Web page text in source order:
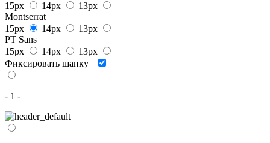
15px
14px
13px
Montserrat
15px
14px
13px
PT Sans
15px
14px
13px
Фиксировать шапку
- 1 -